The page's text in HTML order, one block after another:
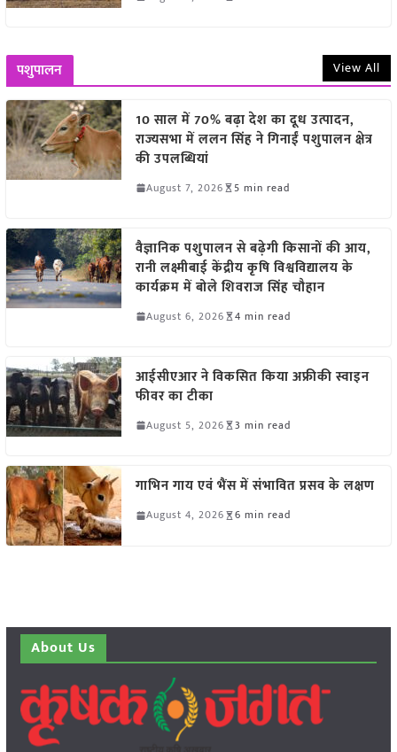
पशुपालन View All
10 साल में 70% बढ़ा देश का दूध उत्पादन,
राज्यसभा में ललन सिंह ने गिनाईं पशुपालन क्षेत्र
की उपलब्धियां
August 7, 2026 5 min read
वैज्ञानिक पशुपालन से बढ़ेगी किसानों की आय,
रानी लक्ष्मीबाई केंद्रीय कृषि विश्वविद्यालय के
कार्यक्रम में बोले शिवराज सिंह चौहान
August 6, 2026 4 min read
आईसीएआर ने विकसित किया अफ्रीकी स्वाइन
फीवर का टीका
August 5, 2026 3 min read
गाभिन गाय एवं भैंस में संभावित प्रसव के लक्षण
August 4, 2026 6 min read
About Us